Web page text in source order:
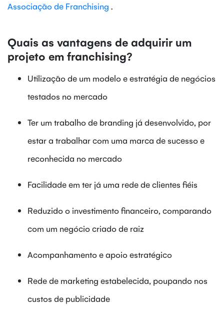
Associação de Franchising .
Quais as vantagens de adquirir um
projeto em franchising?
Utilização de um modelo e estratégia de negócios
testados no mercado
Ter um trabalho de branding já desenvolvido, por
estar a trabalhar com uma marca de sucesso e
reconhecida no mercado
Facilidade em ter já uma rede de clientes fiéis
Reduzido o investimento financeiro, comparando
com um negócio criado de raiz
Acompanhamento e apoio estratégico
Rede de marketing estabelecida, poupando nos
custos de publicidade